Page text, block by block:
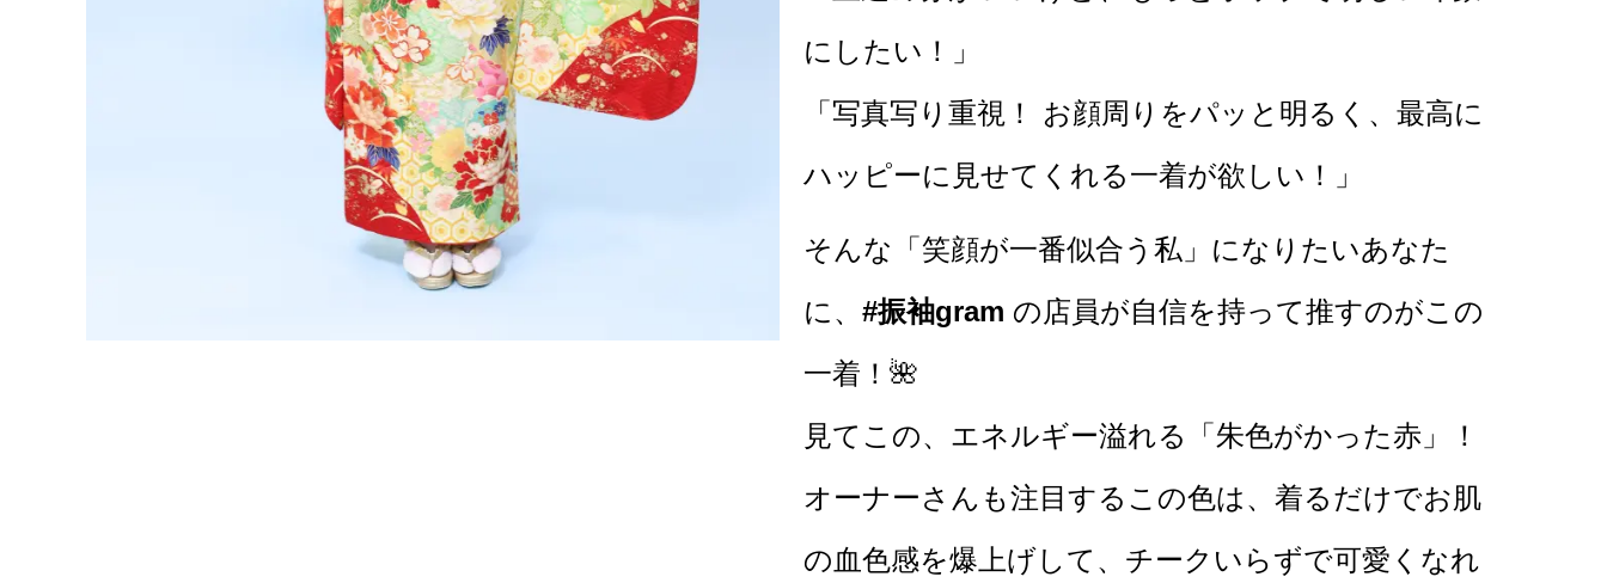
にしたい！」
「写真写り重視！ お顔周りをパッと明るく、最高に
ハッピーに見せてくれる一着が欲しい！」
そんな「笑顔が一番似合う私」になりたいあなた
に、 #振袖gram の店員が自信を持って推すのがこの
一着！🌺
見てこの、エネルギー溢れる「朱色がかった赤」！
オーナーさんも注目するこの色は、着るだけでお肌
の血色感を爆上げして、チークいらずで可愛くなれ